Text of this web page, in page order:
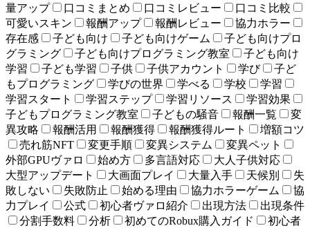
量アップ
口コミまとめ 口コミレビュー
口コミ比較
可愛いスキン
報酬アップ 報酬レビュー
協力ホラー
存在感
子ども向け 子ども向けゲーム
子ども向けプロ
グラミング
子ども向けプログラミング教室
子ども向け
学習
子ども学習 子供 子供アカウント 学び
子ど
もプログラミング
学びの世界 学べる 学校
学習
学習スタート
学習ステップ 学習リソース
学習効果
子どもプログラミング教室
子どもの騒音 報酬一覧
変
異攻略
報酬活用 報酬獲得 報酬獲得ルート
増額コツ
売れ筋NFT
変更手順 変異システム
変異ペット
外部GPUヴァロ
始め方 多言語対応
大人子供対応
大型アップデート
大画面プレイ 大量入手 天候別
失
敗しない
失敗防止 始める理由 協力ホラーゲーム
協
力プレイ
公式 初心者ヴァロ紹介 出現方法
出現条件
分割手数料
分析 初めてのRobux購入ガイド
初心者